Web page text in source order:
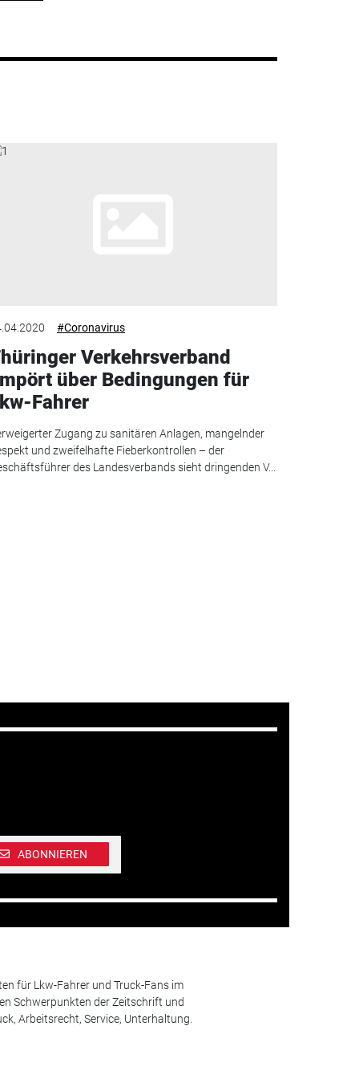
#Coronavirus
Verkehrsverband
über Bedingungen für
Fahrer
Zugang zu sanitären Anlagen, mangelnder
und zweifelhafte Fieberkontrollen – der
des Landesverbands sieht dringenden V...
ABONNIEREN
für Lkw-Fahrer und Truck-Fans im
Schwerpunkten der Zeitschrift und
Arbeitsrecht, Service, Unterhaltung.